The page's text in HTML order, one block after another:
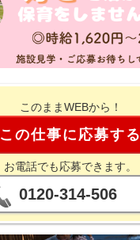
このままWEBから！
この仕事に応募する
お電話でも応募できます。
0120-314-506